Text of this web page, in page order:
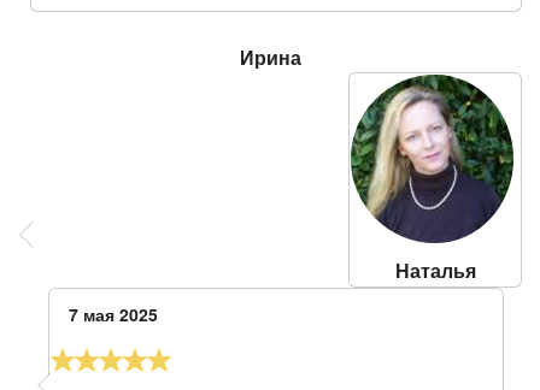
Ирина
Наталья
7 мая 2025